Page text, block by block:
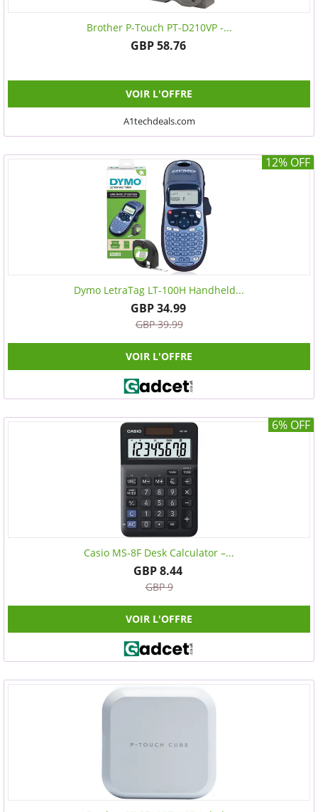
Brother P-Touch PT-D210VP -...
GBP 58.76
VOIR L'OFFRE
A1techdeals.com
12% OFF
Dymo LetraTag LT-100H Handheld...
GBP 34.99
GBP 39.99
VOIR L'OFFRE
6% OFF
Casio MS-8F Desk Calculator –...
GBP 8.44
GBP 9
VOIR L'OFFRE